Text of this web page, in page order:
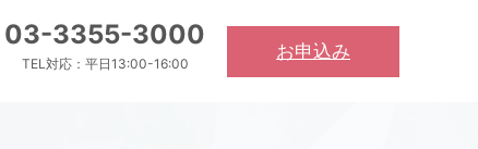
03-3355-3000
TEL対応：平日13:00-16:00
お申込み